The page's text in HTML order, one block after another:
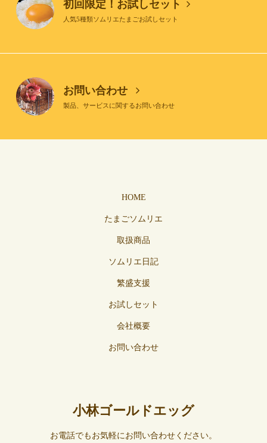
初回限定！お試しセット
人気5種類ソムリエたまごお試しセット
お問い合わせ
製品、サービスに関するお問い合わせ
HOME
たまごソムリエ
取扱商品
ソムリエ日記
繁盛支援
お試しセット
会社概要
お問い合わせ
小林ゴールドエッグ
お電話でもお気軽にお問い合わせください。